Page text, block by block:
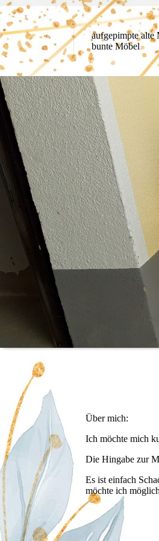
aufgepimpte alte
bunte Möbel
Über mich:
Ich möchte mich
Die Hingabe zur
Es ist einfach
möchte ich